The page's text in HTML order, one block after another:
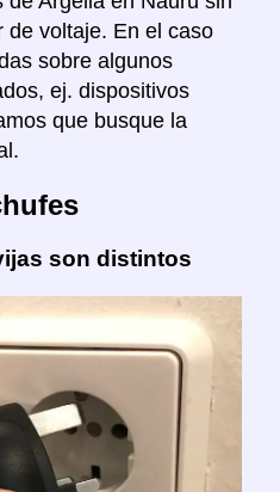
de voltaje. En el caso
sobre algunos
ej. dispositivos
que busque la
son distintos